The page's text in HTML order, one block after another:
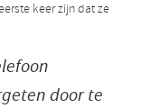
keer zijn dat ze
door te